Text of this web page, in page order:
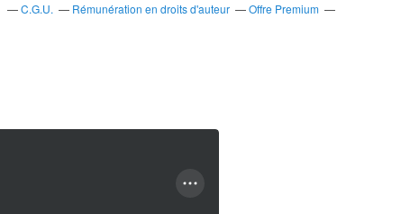
C.G.U. Rémunération en droits d'auteur
Offre Premium